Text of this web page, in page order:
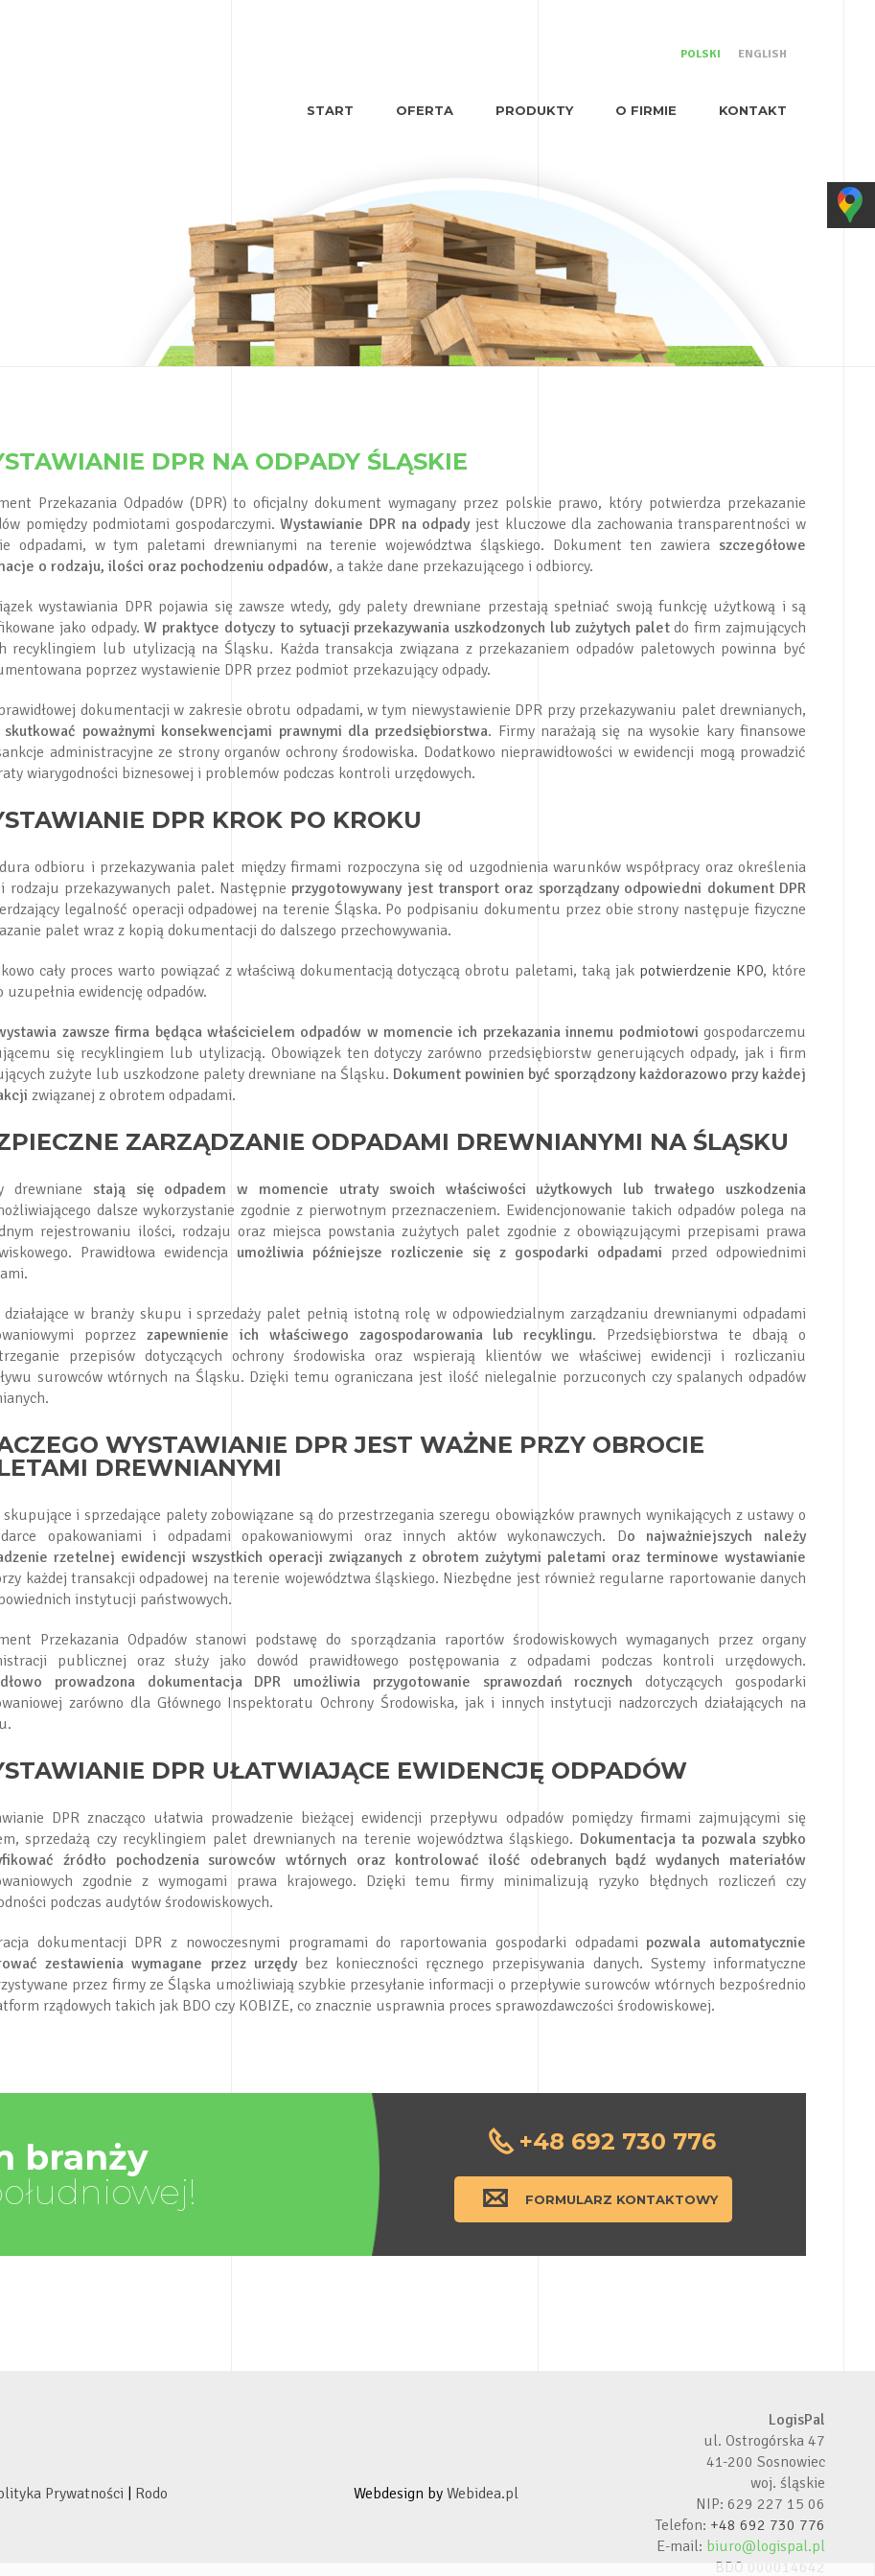
START OFERTA PRODUKTY O FIRMIE KONTAKT
POLSKI ENGLISH
DPR NA ODPADY ŚLĄSKIE
Przekazania Odpadów (DPR) to oficjalny dokument wymagany przez polskie prawo, który potwierdza przekazanie
pomiędzy podmiotami gospodarczymi.Wystawianie DPR na odpadyjest kluczowe dla zachowania transparentności w
odpadami, w tym paletami drewnianymi na terenie województwa śląskiego. Dokument ten zawiera szczegółowe
o rodzaju, ilości oraz pochodzeniu odpadów, a także dane przekazującego i odbiorcy.
wystawiania DPR pojawia się zawsze wtedy, gdy palety drewniane przestają spełniać swoją funkcję użytkową i są
jako odpady.W praktyce dotyczy to sytuacji przekazywania uszkodzonych lub zużytych paletdo firm zajmujących
recyklingiem lub utylizacją na Śląsku. Każda transakcja związana z przekazaniem odpadów paletowych powinna być
poprzez wystawienie DPR przez podmiot przekazujący odpady.
dokumentacji w zakresie obrotu odpadami, w tym niewystawienie DPR przy przekazywaniu palet drewnianych,
skutkować poważnymi konsekwencjami prawnymi dla przedsiębiorstwa. Firmy narażają się na wysokie kary finansowe
administracyjne ze strony organów ochrony środowiska. Dodatkowo nieprawidłowości w ewidencji mogą prowadzić
wiarygodności biznesowej i problemów podczas kontroli urzędowych.
DPR KROK PO KROKU
odbioru i przekazywania palet między firmami rozpoczyna się od uzgodnienia warunków współpracy oraz określenia
rodzaju przekazywanych palet. Następnie przygotowywany jest transport oraz sporządzany odpowiedni dokument DPR
legalność operacji odpadowej na terenie Śląska. Po podpisaniu dokumentu przez obie strony następuje fizyczne
palet wraz z kopią dokumentacji do dalszego przechowywania.
cały proces warto powiązać z właściwą dokumentacją dotyczącą obrotu paletami, taką jak potwierdzenie KPO, które
uzupełnia ewidencję odpadów.
zawsze firma będąca właścicielem odpadów w momencie ich przekazania innemu podmiotowigospodarczemu
się recyklingiem lub utylizacją. Obowiązek ten dotyczy zarówno przedsiębiorstw generujących odpady, jak i firm
zużyte lub uszkodzone palety drewniane na Śląsku. Dokument powinien być sporządzony każdorazowo przy każdej
związanej z obrotem odpadami.
ZARZĄDZANIE ODPADAMI DREWNIANYMI NA ŚLĄSKU
drewniane stają się odpadem w momencie utraty swoich właściwości użytkowych lub trwałego uszkodzenia
dalsze wykorzystanie zgodnie z pierwotnym przeznaczeniem. Ewidencjonowanie takich odpadów polega na
rejestrowaniu ilości, rodzaju oraz miejsca powstania zużytych palet zgodnie z obowiązującymi przepisami prawa
Prawidłowa ewidencja umożliwia późniejsze rozliczenie się z gospodarki odpadami przed odpowiednimi
działające w branży skupu i sprzedaży palet pełnią istotną rolę w odpowiedzialnym zarządzaniu drewnianymi odpadami
poprzez zapewnienie ich właściwego zagospodarowania lub recyklingu. Przedsiębiorstwa te dbają o
przepisów dotyczących ochrony środowiska oraz wspierają klientów we właściwej ewidencji i rozliczaniu
surowców wtórnych na Śląsku. Dzięki temu ograniczana jest ilość nielegalnie porzuconych czy spalanych odpadów
WYSTAWIANIE DPR JEST WAŻNE PRZY OBROCIE
DREWNIANYMI
skupujące i sprzedające palety zobowiązane są do przestrzegania szeregu obowiązków prawnych wynikających z ustawy o
opakowaniami i odpadami opakowaniowymi oraz innych aktów wykonawczych. Do najważniejszych należy
rzetelnej ewidencji wszystkich operacji związanych z obrotem zużytymi paletami oraz terminowe wystawianie
każdej transakcji odpadowej na terenie województwa śląskiego. Niezbędne jest również regularne raportowanie danych
instytucji państwowych.
Przekazania Odpadów stanowi podstawę do sporządzania raportów środowiskowych wymaganych przez organy
publicznej oraz służy jako dowód prawidłowego postępowania z odpadami podczas kontroli urzędowych.
prowadzona dokumentacja DPR umożliwia przygotowanie sprawozdań rocznych dotyczących gospodarki
zarówno dla Głównego Inspektoratu Ochrony Środowiska, jak i innych instytucji nadzorczych działających na
DPR UŁATWIAJĄCE EWIDENCJĘ ODPADÓW
DPR znacząco ułatwia prowadzenie bieżącej ewidencji przepływu odpadów pomiędzy firmami zajmującymi się
sprzedażą czy recyklingiem palet drewnianych na terenie województwa śląskiego. Dokumentacja ta pozwala szybko
źródło pochodzenia surowców wtórnych oraz kontrolować ilość odebranych bądź wydanych materiałów
zgodnie z wymogami prawa krajowego. Dzięki temu firmy minimalizują ryzyko błędnych rozliczeń czy
podczas audytów środowiskowych.
dokumentacji DPR z nowoczesnymi programami do raportowania gospodarki odpadami pozwala automatycznie
zestawienia wymagane przez urzędybez konieczności ręcznego przepisywania danych. Systemy informatyczne
przez firmy ze Śląska umożliwiają szybkie przesyłanie informacji o przepływie surowców wtórnych bezpośrednio
rządowych takich jak BDO czy KOBIZE, co znacznie usprawnia proces sprawozdawczości środowiskowej.
branży
+48 692 730 776
FORMULARZ KONTAKTOWY
Prywatności Rodo Webdesign by Webidea.pl
LogisPal
ul. Ostrogórska 47
41-200 Sosnowiec
woj. śląskie
NIP: 629 227 15 06
Telefon: +48 692 730 776
E-mail: biuro@logispal.pl
BDO 000014642